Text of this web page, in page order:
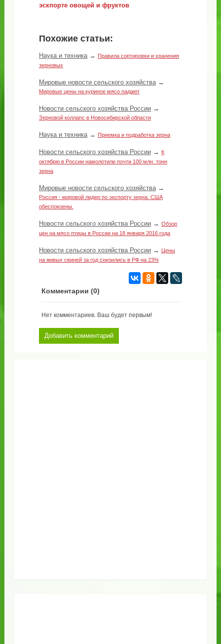
эскпорте овощей и фруктов
Похожие статьи:
Наука и техника→ Правила сортировки и хранения
зерновых
Мировые новости сельского хозяйства→
Мировые цены на куриное мясо падают
Новости сельского хозяйства России→
Зерновой коллапс в Новосибирской области
Наука и техника→ Приемка и подработка зерна
Новости сельского хозяйства России→ К
октябрю в России намолотили почти 100 млн. тонн
зерна
Мировые новости сельского хозяйства→
Россия - мировой лидер по экспорту зерна. США
обеспокоены.
Новости сельского хозяйства России→ Обзор
цен на мясо птицы в России на 18 января 2016 года
Новости сельского хозяйства России→ Цены
на живых свиней за год снизились в РФ на 23%
Комментарии (0)
Нет комментариев. Ваш будет первым!
Добавить комментарий